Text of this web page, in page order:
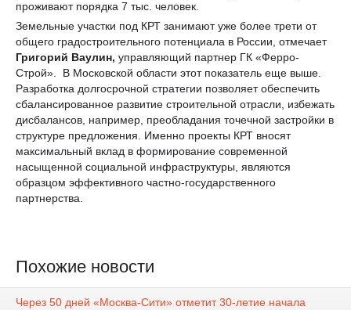
проживают порядка 7 тыс. человек.
Земельные участки под КРТ занимают уже более трети от
общего градостроительного потенциала в России, отмечает
Григорий Ваулин, управляющий партнер ГК «Ферро-
Строй». В Московской области этот показатель еще выше.
Разработка долгосрочной стратегии позволяет обеспечить
сбалансированное развитие строительной отрасли, избежать
дисбалансов, например, преобладания точечной застройки в
структуре предложения. Именно проекты КРТ вносят
максимальный вклад в формирование современной
насыщенной социальной инфраструктуры, являются
образцом эффективного частно-государственного
партнерства.
Похожие новости
Через 50 дней «Москва-Сити» отметит 30-летие начала